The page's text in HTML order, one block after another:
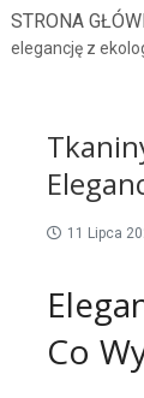
STRONA
elegancję z
11 Lipca
Co